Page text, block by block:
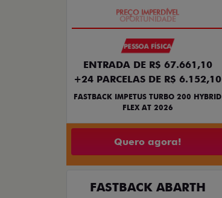
PESSOA FÍSICA
ENTRADA DE R$ 67.661,10
+24 PARCELAS DE R$ 6.152,10
FASTBACK IMPETUS TURBO 200 HYBRID
FLEX AT 2026
Quero agora!
FASTBACK ABARTH